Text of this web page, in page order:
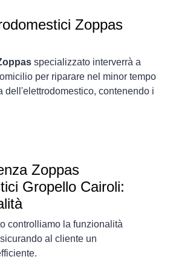
Zoppas
specializzato interverrà a
per riparare nel minor tempo
dell'elettrodomestico, contenendo i
Zoppas
Gropello Cairoli:
controlliamo la funzionalità
al cliente un